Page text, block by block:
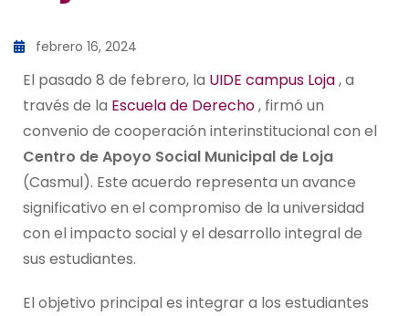
febrero 16, 2024
El pasado 8 de febrero, la UIDE campus Loja, a
través de la Escuela de Derecho, firmó un
convenio de cooperación interinstitucional con el
Centro de Apoyo Social Municipal de Loja
(Casmul). Este acuerdo representa un avance
significativo en el compromiso de la universidad
con el impacto social y el desarrollo integral de
sus estudiantes.
El objetivo principal es integrar a los estudiantes